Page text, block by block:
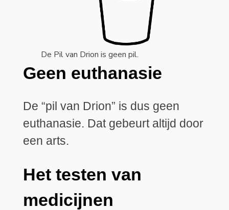
De Pil van Drion is geen pil.
Geen euthanasie
De “pil van Drion” is dus geen
euthanasie. Dat gebeurt altijd door
een arts.
Het testen van
medicijnen